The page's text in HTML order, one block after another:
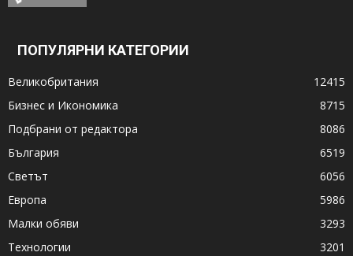
ПОПУЛЯРНИ КАТЕГОРИИ
Великобритания
12415
Бизнес и Икономика
8715
Подбрани от редактора
8086
България
6519
Светът
6056
Европа
5986
Малки обяви
3293
Технологии
3201